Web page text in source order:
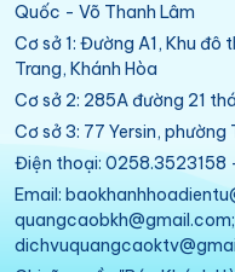
Quốc - Võ Thanh Lâm
Cơ sở 1: Đường A1, Khu đô
Trang, Khánh Hòa
Cơ sở 2: 285A đường 21
Cơ sở 3: 77 Yersin, phường
Điện thoại: 0258.3523158
Email: